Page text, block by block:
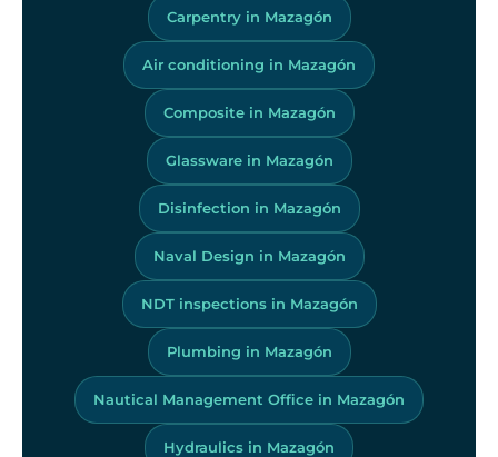
Carpentry in Mazagón
Air conditioning in Mazagón
Composite in Mazagón
Glassware in Mazagón
Disinfection in Mazagón
Naval Design in Mazagón
NDT inspections in Mazagón
Plumbing in Mazagón
Nautical Management Office in Mazagón
Hydraulics in Mazagón